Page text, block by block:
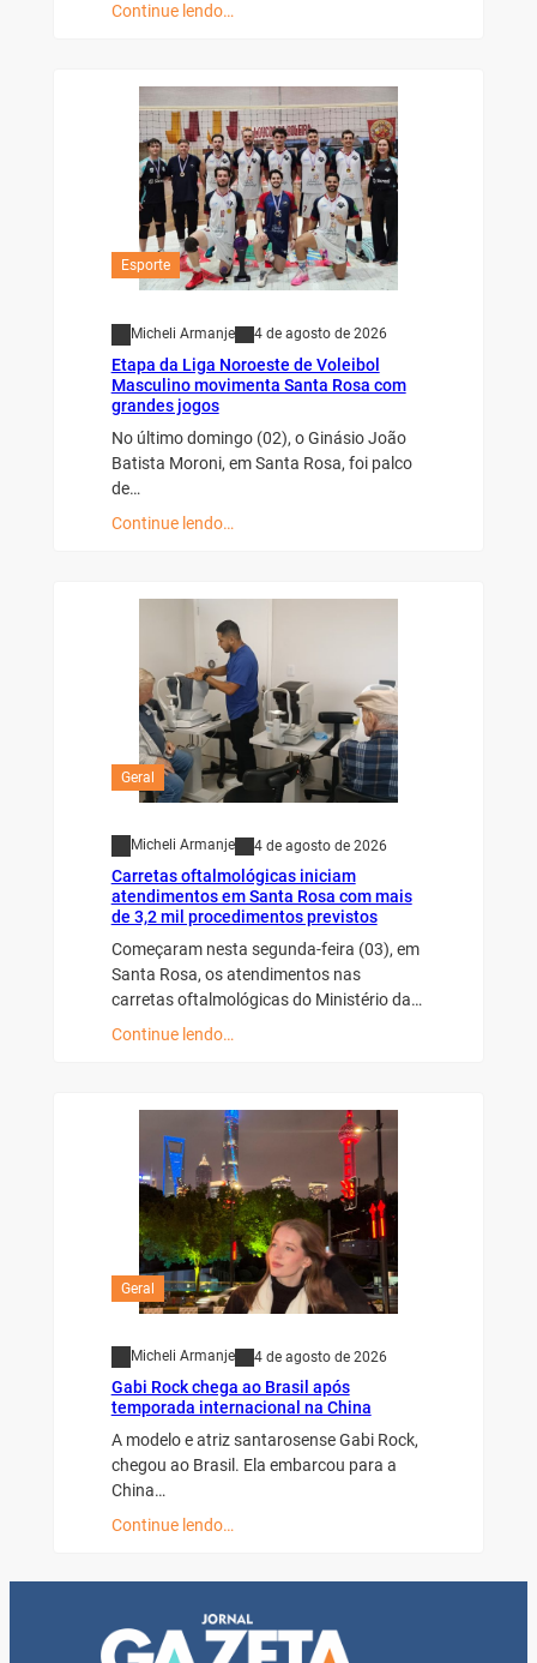
Continue lendo…
Esporte
Micheli Armanje 4 de agosto de 2026
Etapa da Liga Noroeste de Voleibol
Masculino movimenta Santa Rosa com
grandes jogos
No último domingo (02), o Ginásio João
Batista Moroni, em Santa Rosa, foi palco
de…
Continue lendo…
Geral
Micheli Armanje 4 de agosto de 2026
Carretas oftalmológicas iniciam
atendimentos em Santa Rosa com mais
de 3,2 mil procedimentos previstos
Começaram nesta segunda-feira (03), em
Santa Rosa, os atendimentos nas
carretas oftalmológicas do Ministério da…
Continue lendo…
Geral
Micheli Armanje 4 de agosto de 2026
Gabi Rock chega ao Brasil após
temporada internacional na China
A modelo e atriz santarosense Gabi Rock,
chegou ao Brasil. Ela embarcou para a
China…
Continue lendo…